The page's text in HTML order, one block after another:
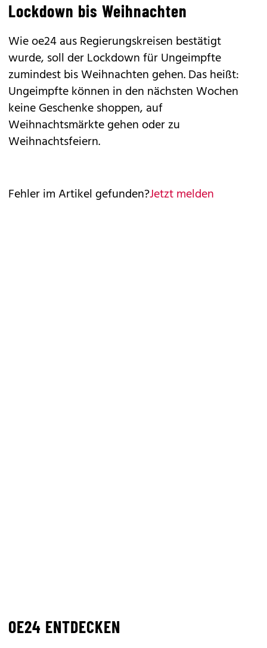
Lockdown bis Weihnachten
Wie oe24 aus Regierungskreisen bestätigt
wurde, soll der Lockdown für Ungeimpfte
zumindest bis Weihnachten gehen. Das heißt:
Ungeimpfte können in den nächsten Wochen
keine Geschenke shoppen, auf
Weihnachtsmärkte gehen oder zu
Weihnachtsfeiern.
Fehler im Artikel gefunden?Jetzt melden
OE24 ENTDECKEN